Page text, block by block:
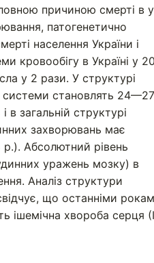
причиною смерті в
патогенетично
населення України і
кровообігу в Україні у
у 2 рази. У структурі
становлять
загальній структурі
захворювань має
Абсолютний рівень
уражень мозку) в
Аналіз структури
що останніми
ішемічна хвороба серця